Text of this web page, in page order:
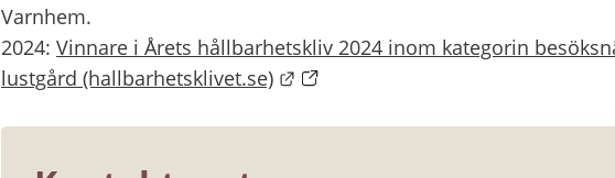
Varnhem.
2024: Vinnare i Årets hållbarhetskliv 2024 inom kategorin
lustgård (hallbarhetsklivet.se)
Länk till annan webbplats.